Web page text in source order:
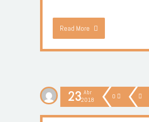
Read More
23 Abr
2018
0